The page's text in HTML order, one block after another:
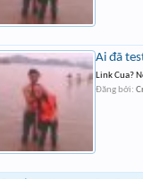
Ai đã
Link Cua?
Đăng bởi: